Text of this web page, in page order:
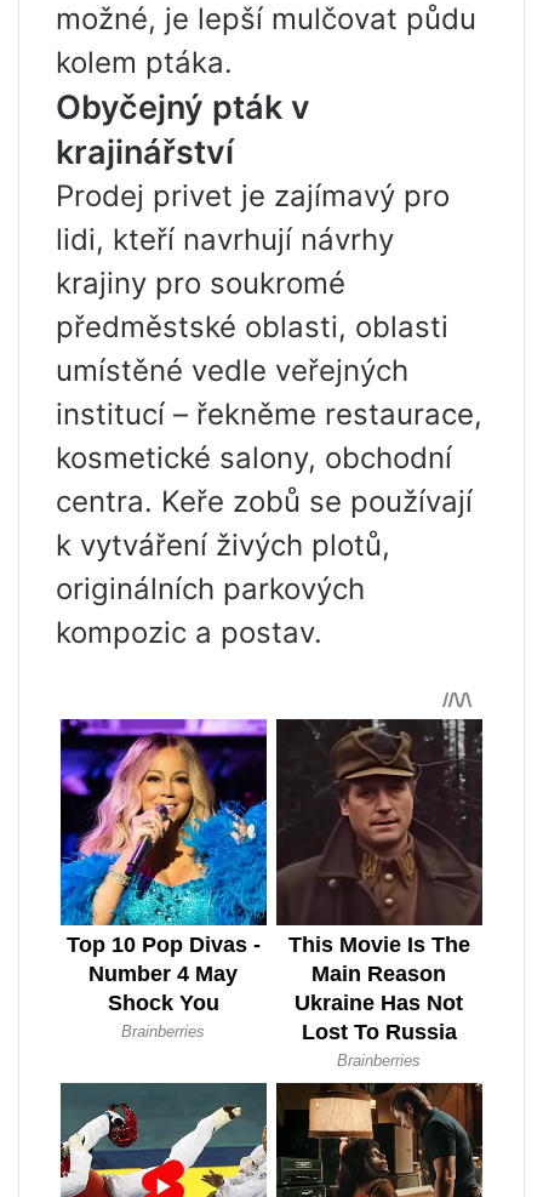
možné, je lepší mulčovat půdu
kolem ptáka.
Obyčejný pták v
krajinářství
Prodej privet je zajímavý pro
lidi, kteří navrhují návrhy
krajiny pro soukromé
předměstské oblasti, oblasti
umístěné vedle veřejných
institucí – řekněme restaurace,
kosmetické salony, obchodní
centra. Keře zobů se používají
k vytváření živých plotů,
originálních parkových
kompozic a postav.